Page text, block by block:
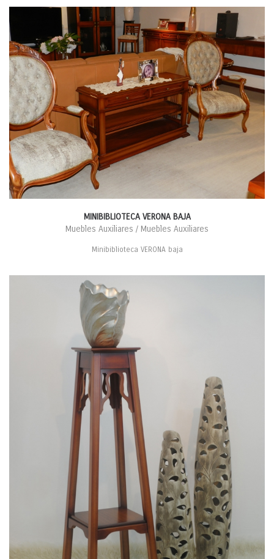
MINIBIBLIOTECA VERONA BAJA
Muebles Auxiliares / Muebles Auxiliares
Minibiblioteca VERONA baja